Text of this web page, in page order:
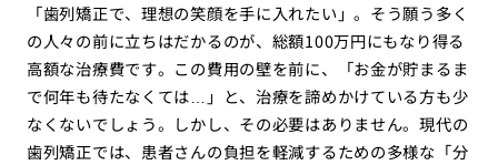
「歯列矯正で、理想の笑顔を手に入れたい」。そう願う多く
の人々の前に立ちはだかるのが、総額100万円にもなり得る
高額な治療費です。この費用の壁を前に、「お金が貯まるま
で何年も待たなくては…」と、治療を諦めかけている方も少
なくないでしょう。しかし、その必要はありません。現代の
歯列矯正では、患者さんの負担を軽減するための多様な「分